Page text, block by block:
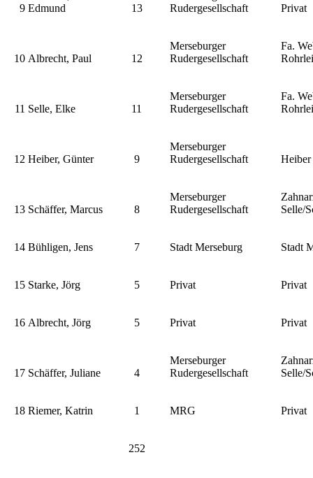
9 Edmund
13
Rudergesellschaft
Privat
10 Albrecht, Paul 12
Merseburger
Rudergesellschaft
Fa.
11 Selle, Elke 11
Merseburger
Rudergesellschaft
Fa.
12 Heiber, Günter 9
Merseburger
Rudergesellschaft
Heiber
13 Schäffer, Marcus 8
Merseburger
Rudergesellschaft
Selle/
14 Bühligen, Jens 7 Stadt Merseburg Stadt
15 Starke, Jörg 5 Privat Privat
16 Albrecht, Jörg 5 Privat Privat
17 Schäffer, Juliane 4
Merseburger
Rudergesellschaft
Selle/
18 Riemer, Katrin 1 MRG Privat
252